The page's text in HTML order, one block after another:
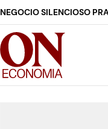
NEGOCIO SILENCIOSO